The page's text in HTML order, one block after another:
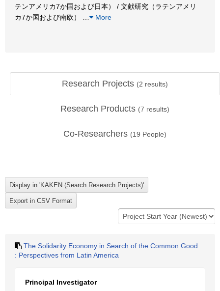
テンアメリカ7か国および日本） / 文献研究（ラテンアメリ
カ7か国および南欧）
More
Research Projects (2 results)
Research Products (7 results)
Co-Researchers (19 People)
The Solidarity Economy in Search of the Common Good
: Perspectives from Latin America
Principal Investigator